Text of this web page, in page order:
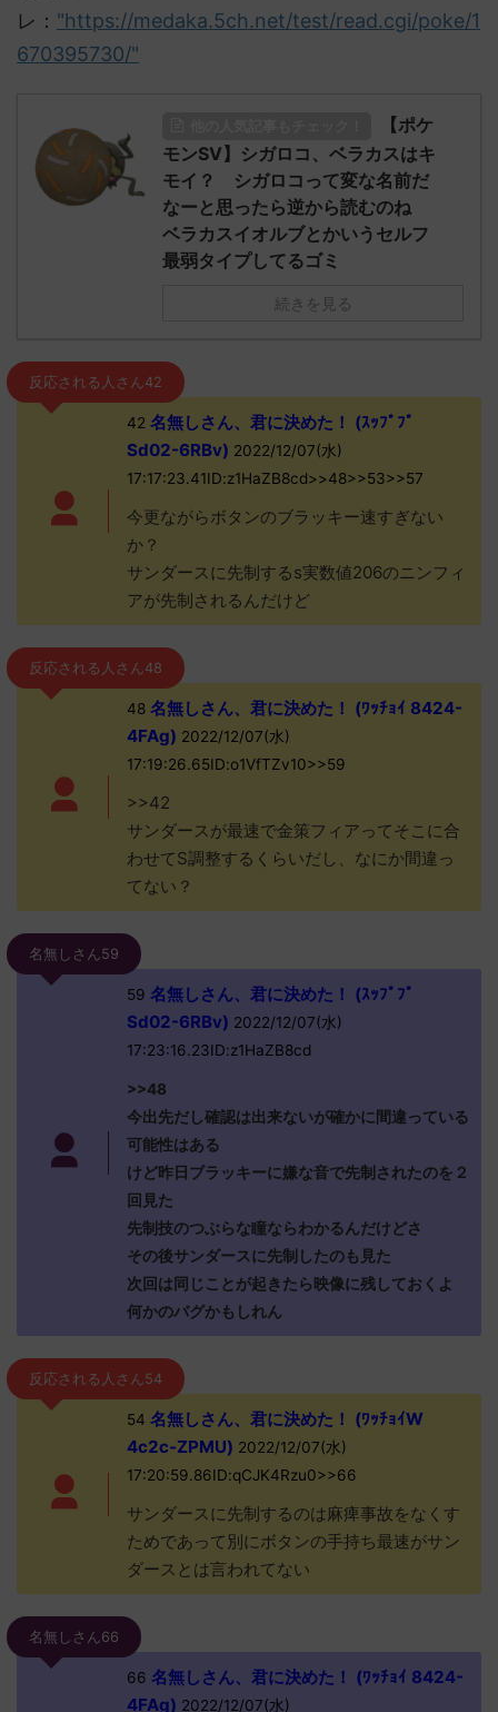
レ： "https://medaka.5ch.net/test/read.cgi/poke/1
670395730/"
【ポケ
モンSV】シガロコ、ベラカスはキ
モイ？ シガロコって変な名前だ
なーと思ったら逆から読むのね
ベラカスイオルブとかいうセルフ
最弱タイプしてるゴミ
続きを見る
反応される人さん42
42 名無しさん、君に決めた！ (ｽｯﾌﾟﾌﾟ
Sd02-6RBv) 2022/12/07(水)
17:17:23.41ID:z1HaZB8cd>>48>>53>>57
今更ながらボタンのブラッキー速すぎない
か？
サンダースに先制するs実数値206のニンフィ
アが先制されるんだけど
反応される人さん48
48名無しさん、君に決めた！ (ﾜｯﾁｮｲ 8424-
4FAg) 2022/12/07(水)
17:19:26.65ID:o1VfTZv10>>59
>>42
サンダースが最速で金策フィアってそこに合
わせてS調整するくらいだし、なにか間違っ
てない？
名無しさん59
59 名無しさん、君に決めた！ (ｽｯﾌﾟﾌﾟ
Sd02-6RBv) 2022/12/07(水)
17:23:16.23ID:z1HaZB8cd
>>48
今出先だし確認は出来ないが確かに間違っている
可能性はある
けど昨日ブラッキーに嫌な音で先制されたのを２
回見た
先制技のつぶらな瞳ならわかるんだけどさ
その後サンダースに先制したのも見た
次回は同じことが起きたら映像に残しておくよ
何かのバグかもしれん
反応される人さん54
54 名無しさん、君に決めた！ (ﾜｯﾁｮｲW
4c2c-ZPMU) 2022/12/07(水)
17:20:59.86ID:qCJK4Rzu0>>66
サンダースに先制するのは麻痺事故をなくす
ためであって別にボタンの手持ち最速がサン
ダースとは言われてない
名無しさん66
66 名無しさん、君に決めた！ (ﾜｯﾁｮｲ 8424-
4FAg) 2022/12/07(水)